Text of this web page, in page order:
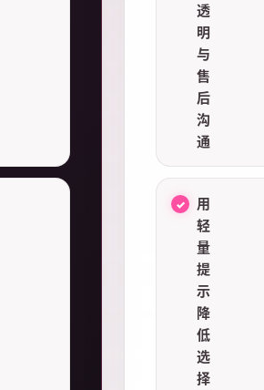
透
明
与
售
后
沟
通
用
轻
量
提
示
降
低
选
择